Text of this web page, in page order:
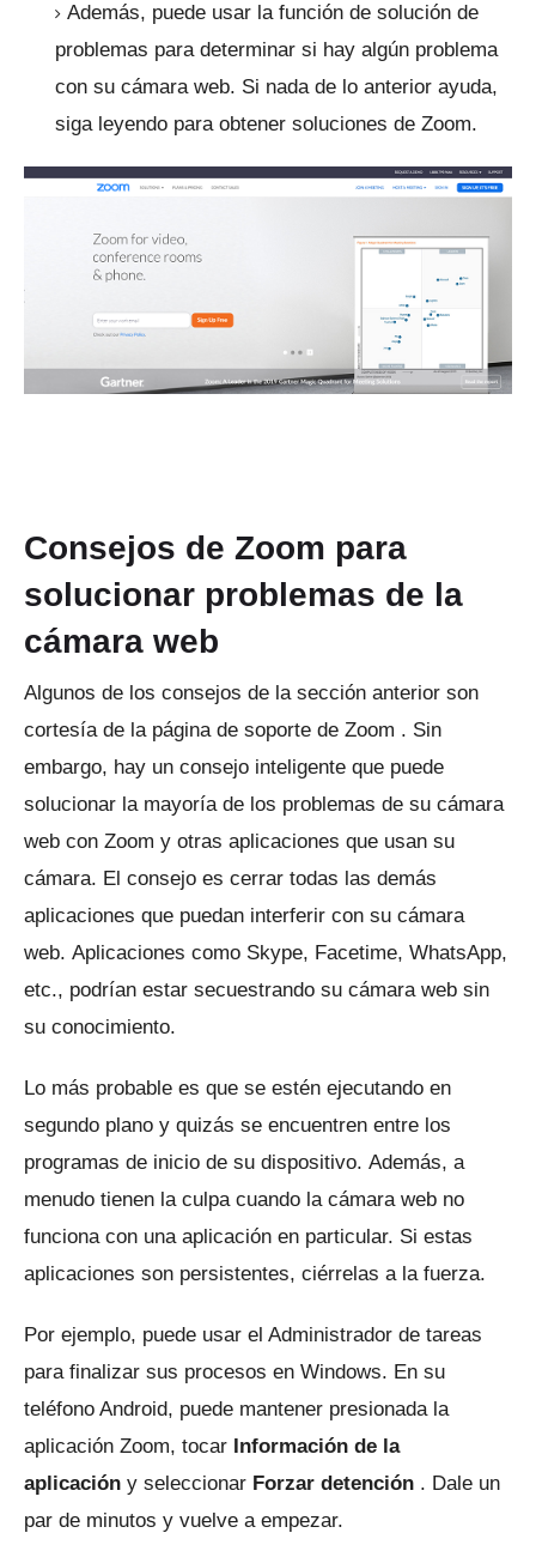
Además, puede usar la función de solución de
problemas para determinar si hay algún problema
con su cámara web. Si nada de lo anterior ayuda,
siga leyendo para obtener soluciones de Zoom.
Consejos de Zoom para
solucionar problemas de la
cámara web
Algunos de los consejos de la sección anterior son
cortesía de la página de soporte de Zoom . Sin
embargo, hay un consejo inteligente que puede
solucionar la mayoría de los problemas de su cámara
web con Zoom y otras aplicaciones que usan su
cámara. El consejo es cerrar todas las demás
aplicaciones que puedan interferir con su cámara
web. Aplicaciones como Skype, Facetime, WhatsApp,
etc., podrían estar secuestrando su cámara web sin
su conocimiento.
Lo más probable es que se estén ejecutando en
segundo plano y quizás se encuentren entre los
programas de inicio de su dispositivo. Además, a
menudo tienen la culpa cuando la cámara web no
funciona con una aplicación en particular. Si estas
aplicaciones son persistentes, ciérrelas a la fuerza.
Por ejemplo, puede usar el Administrador de tareas
para finalizar sus procesos en Windows. En su
teléfono Android, puede mantener presionada la
aplicación Zoom, tocar Información de la
aplicación y seleccionar Forzar detención . Dale un
par de minutos y vuelve a empezar.